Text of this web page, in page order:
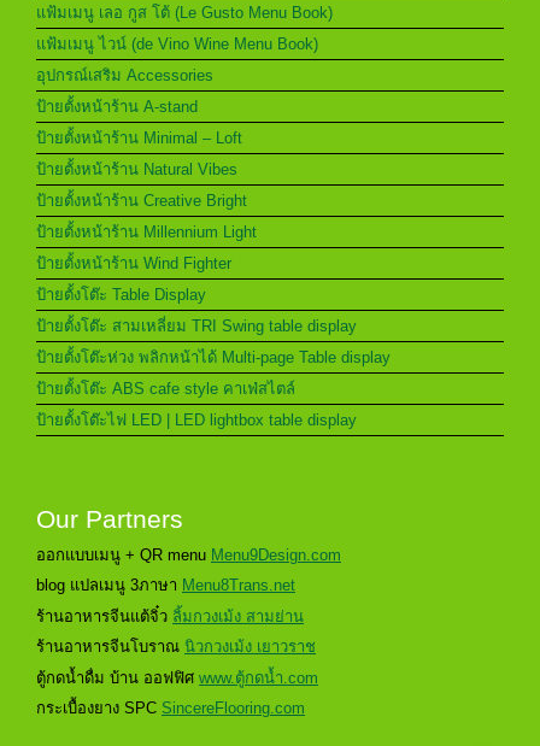
แฟ้มเมนู เลอ กูส โต้ (Le Gusto Menu Book)
แฟ้มเมนู ไวน์ (de Vino Wine Menu Book)
อุปกรณ์เสริม Accessories
ป้ายตั้งหน้าร้าน A-stand
ป้ายตั้งหน้าร้าน Minimal – Loft
ป้ายตั้งหน้าร้าน Natural Vibes
ป้ายตั้งหน้าร้าน Creative Bright
ป้ายตั้งหน้าร้าน Millennium Light
ป้ายตั้งหน้าร้าน Wind Fighter
ป้ายตั้งโต๊ะ Table Display
ป้ายตั้งโต๊ะ สามเหลี่ยม TRI Swing table display
ป้ายตั้งโต๊ะห่วง พลิกหน้าได้ Multi-page Table display
ป้ายตั้งโต๊ะ ABS cafe style คาเฟ่สไตล์
ป้ายตั้งโต๊ะไฟ LED | LED lightbox table display
Our Partners
ออกแบบเมนู + QR menu Menu9Design.com
blog แปลเมนู 3ภาษา Menu8Trans.net
ร้านอาหารจีนแต้จิ๋ว ลิ้มกวงเม้ง สามย่าน
ร้านอาหารจีนโบราณ นิวกวงเม้ง เยาวราช
ตู้กดน้ำดื่ม บ้าน ออฟฟิศ www.ตู้กดน้ำ.com
กระเบื้องยาง SPC SincereFlooring.com